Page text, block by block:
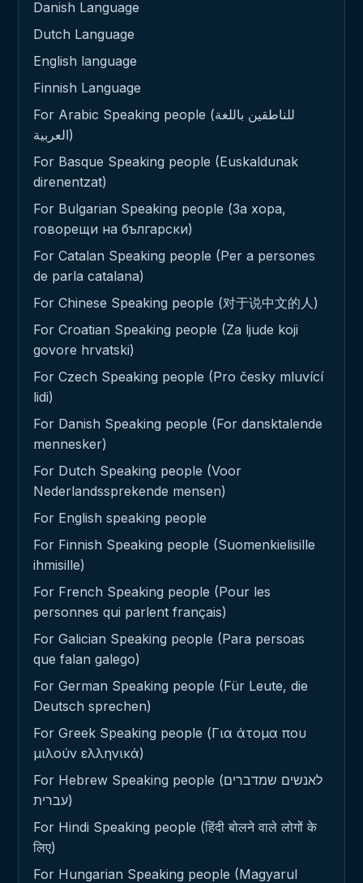
Danish Language
Dutch Language
English language
Finnish Language
For Arabic Speaking people (للناطقين باللغة
العربية)
For Basque Speaking people (Euskaldunak
direnentzat)
For Bulgarian Speaking people (За хора,
говорещи на български)
For Catalan Speaking people (Per a persones
de parla catalana)
For Chinese Speaking people (对于说中文的人)
For Croatian Speaking people (Za ljude koji
govore hrvatski)
For Czech Speaking people (Pro česky mluvící
lidi)
For Danish Speaking people (For dansktalende
mennesker)
For Dutch Speaking people (Voor
Nederlandssprekende mensen)
For English speaking people
For Finnish Speaking people (Suomenkielisille
ihmisille)
For French Speaking people (Pour les
personnes qui parlent français)
For Galician Speaking people (Para persoas
que falan galego)
For German Speaking people (Für Leute, die
Deutsch sprechen)
For Greek Speaking people (Για άτομα που
μιλούν ελληνικά)
For Hebrew Speaking people (לאנשים שמדברים
עברית)
For Hindi Speaking people (हिंदी बोलने वाले लोगों के
लिए)
For Hungarian Speaking people (Magyarul